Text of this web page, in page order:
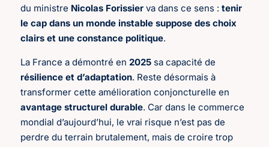
du ministre Nicolas Forissier va dans ce sens :tenir
le cap dans un monde instable suppose des choix
clairs et une constance politique.
La France a démontré en 2025 sa capacité de
résilience et d’adaptation. Reste désormais à
transformer cette amélioration conjoncturelle en
avantage structurel durable. Car dans le commerce
mondial d’aujourd’hui, le vrai risque n’est pas de
perdre du terrain brutalement, mais de croire trop